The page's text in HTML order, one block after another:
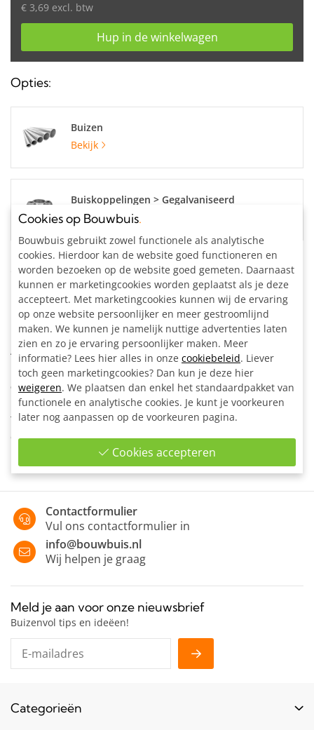
€ 3,69 excl. btw
Hup in de winkelwagen
Opties:
Buizen
Bekijk
Buiskoppelingen > Gegalvaniseerd
Bekijk
Specificaties
Buisdiameter:
26.9 mm
Materiaal:
Staal, gegalvaniseerd
Kleur:
Zilvergrijs
Artikelnummer:
204133
Omschrijving
T-stuk variabel voor diagonaalverbanden of schoren onder
een variabel hoek van 30 - 60°
Contactformulier
Vul ons contactformulier in
info@bouwbuis.nl
Wij helpen je graag
Meld je aan voor onze nieuwsbrief
Buizenvol tips en ideëen!
Categorieën
Cookies op Bouwbuis.
Bouwbuis gebruikt zowel functionele als analytische
cookies. Hierdoor kan de website goed functioneren en
worden bezoeken op de website goed gemeten. Daarnaast
kunnen er marketingcookies worden geplaatst als je deze
accepteert. Met marketingcookies kunnen wij de ervaring
op onze website persoonlijker en meer gestroomlijnd
maken. We kunnen je namelijk nuttige advertenties laten
zien en zo je ervaring persoonlijker maken. Meer
informatie? Lees hier alles in onze cookiebeleid. Liever
toch geen marketingcookies? Dan kun je deze hier
weigeren. We plaatsen dan enkel het standaardpakket van
functionele en analytische cookies. Je kunt je voorkeuren
later nog aanpassen op de voorkeuren pagina.
Cookies accepteren